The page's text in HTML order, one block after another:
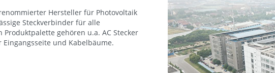
Hersteller für Photovoltaik
Steckverbinder für alle
gehören u.a. AC Stecker
Eingangsseite und Kabelbäume.